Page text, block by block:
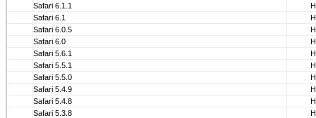
Safari 6.1.1
Safari 6.1
Safari 6.0.5
Safari 6.0
Safari 5.6.1
Safari 5.5.1
Safari 5.5.0
Safari 5.4.9
Safari 5.4.8
Safari 5.3.8